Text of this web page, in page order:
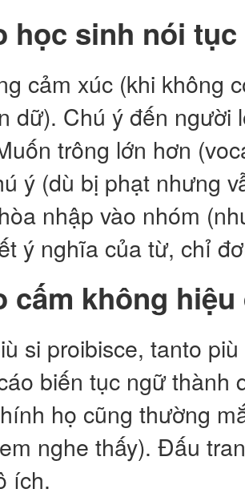
học sinh nói
cảm xúc (khi không
dữ). Chú ý đến người
trông lớn hơn
ý (dù bị phạt nhưng
nhập vào nhóm
ý nghĩa của từ, chỉ
cấm không hiệu
si proibisce, tanto
biến tục ngữ thành
họ cũng thường
nghe thấy). Đấu
ích.